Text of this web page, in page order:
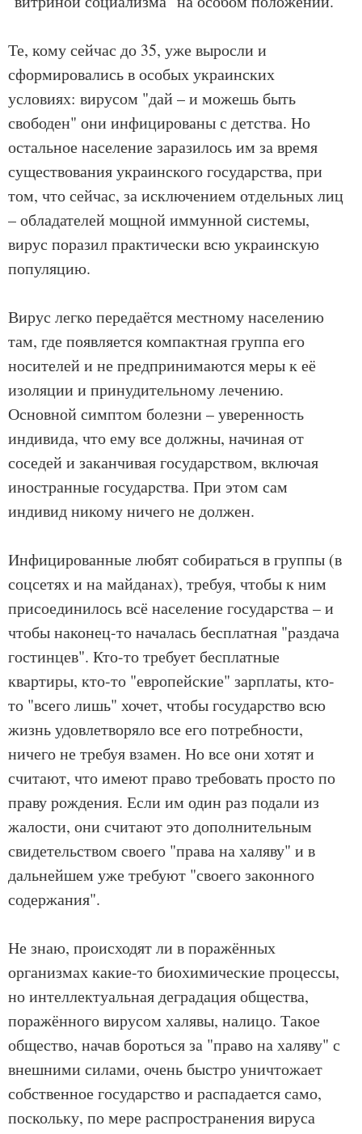
Те, кому сейчас до 35, уже выросли и
сформировались в особых украинских
условиях: вирусом "дай – и можешь быть
свободен" они инфицированы с детства. Но
остальное население заразилось им за время
существования украинского государства, при
том, что сейчас, за исключением отдельных лиц
– обладателей мощной иммунной системы,
вирус поразил практически всю украинскую
популяцию.
Вирус легко передаётся местному населению
там, где появляется компактная группа его
носителей и не предпринимаются меры к её
изоляции и принудительному лечению.
Основной симптом болезни – уверенность
индивида, что ему все должны, начиная от
соседей и заканчивая государством, включая
иностранные государства. При этом сам
индивид никому ничего не должен.
Инфицированные любят собираться в группы (в
соцсетях и на майданах), требуя, чтобы к ним
присоединилось всё население государства – и
чтобы наконец-то началась бесплатная "раздача
гостинцев". Кто-то требует бесплатные
квартиры, кто-то "европейские" зарплаты, кто-
то "всего лишь" хочет, чтобы государство всю
жизнь удовлетворяло все его потребности,
ничего не требуя взамен. Но все они хотят и
считают, что имеют право требовать просто по
праву рождения. Если им один раз подали из
жалости, они считают это дополнительным
свидетельством своего "права на халяву" и в
дальнейшем уже требуют "своего законного
содержания".
Не знаю, происходят ли в поражённых
организмах какие-то биохимические процессы,
но интеллектуальная деградация общества,
поражённого вирусом халявы, налицо. Такое
общество, начав бороться за "право на халяву" с
внешними силами, очень быстро уничтожает
собственное государство и распадается само,
поскольку, по мере распространения вируса